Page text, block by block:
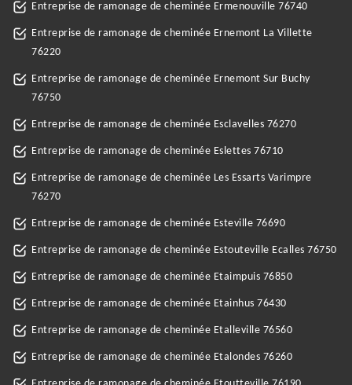
Entreprise de ramonage de cheminée Ermenouville 76740
Entreprise de ramonage de cheminée Ernemont La Villette
76220
Entreprise de ramonage de cheminée Ernemont Sur Buchy
76750
Entreprise de ramonage de cheminée Esclavelles 76270
Entreprise de ramonage de cheminée Eslettes 76710
Entreprise de ramonage de cheminée Les Essarts Varimpre
76270
Entreprise de ramonage de cheminée Esteville 76690
Entreprise de ramonage de cheminée Estouteville Ecalles 76750
Entreprise de ramonage de cheminée Etaimpuis 76850
Entreprise de ramonage de cheminée Etainhus 76430
Entreprise de ramonage de cheminée Etalleville 76560
Entreprise de ramonage de cheminée Etalondes 76260